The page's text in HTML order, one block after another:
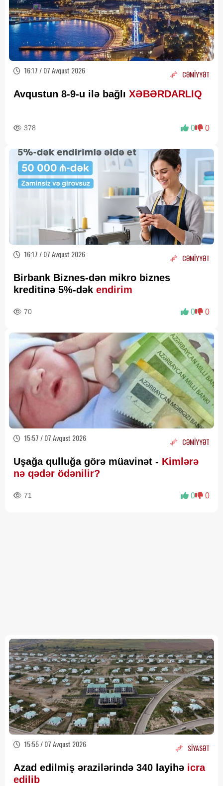
16:17 / 07 Avqust 2026 CƏMİYYƏT
Avqustun 8-9-u ilə bağlı XƏBƏRDARLIQ
378 0 0
16:17 / 07 Avqust 2026 CƏMİYYƏT
Birbank Biznes-dən mikro biznes
kreditinə 5%-dək endirim
70 0 0
15:57 / 07 Avqust 2026 CƏMİYYƏT
Uşağa qulluğa görə müavinət - Kimlərə
nə qədər ödənilir?
71 0 0
15:55 / 07 Avqust 2026 SİYASƏT
Azad edilmiş ərazilərində 340 layihə icra
edilib